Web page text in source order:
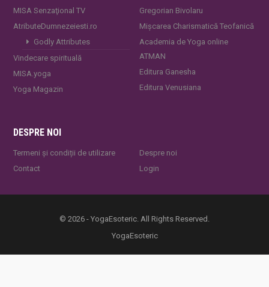
MISA Senzaţional TV
AtributeDumnezeiesti.ro
Godly Attributes
Vindecare spirituală
MISA.yoga
Yoga Magazin
Gregorian Bivolaru
Mișcarea Charismatică Teofanică
Academia de Yoga online
ATMAN
Editura Ganesha
Editura Venusiana
DESPRE NOI
Termeni și condiții de utilizare
Contact
Despre noi
Login
© 2026 - YogaEsoteric. All Rights Reserved.
YogaEsoteric